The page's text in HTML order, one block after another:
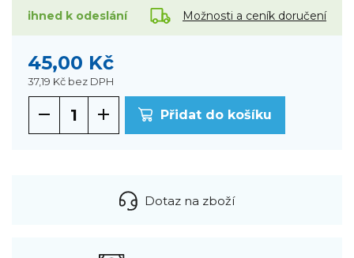
ihned k odeslání Možnosti a ceník doručení
45,00 Kč
37,19 Kč bez DPH
Přidat do košíku
Dotaz na zboží